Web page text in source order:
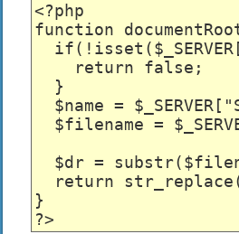
<?php
function
    return false;
  }
$name =
$filename =
$dr =
return
}